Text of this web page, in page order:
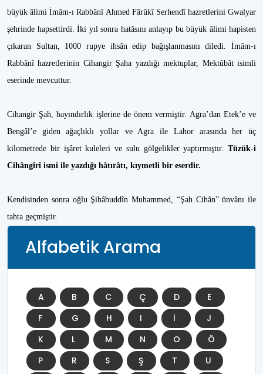
büyük âlimi İmâm-ı Rabbânî Ahmed Fârûkî Serhendî hazretlerini Gwalyar
şehrinde hapsettirdi. İki yıl sonra hatâsını anlayıp bu büyük âlimi hapisten
çıkaran Sultan, 1000 rupye ihsân edip bağışlanmasını diledi. İmâm-ı
Rabbânî hazretlerinin Cihangir Şaha yazdığı mektuplar, Mektûbât isimli
eserinde mevcuttur.
Cihangir Şah, bayındırlık işlerine de önem vermiştir. Agra’dan Etek’e ve
Bengâl’e giden ağaçlıklı yollar ve Agra ile Lahor arasında her üç
kilometrede bir işâret kuleleri ve sulu gölgelikler yaptırmıştır. Tüzük-i
Cihângîrî ismi ile yazdığı hâtırâtı, kıymetli bir eserdir.
Kendisinden sonra oğlu Şihâbuddîn Muhammed, “Şah Cihân” ünvânı ile
tahta geçmiştir.
Alfabetik Arama
A B C Ç D
E
F
G H I İ
J
K
L M N O
Ö
P
R S Ş T
U